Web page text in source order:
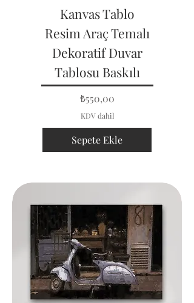
Kanvas Tablo
Resim Araç Temalı
Dekoratif Duvar
Tablosu Baskılı
Fiyat
₺550,00
KDV dahil
Sepete Ekle